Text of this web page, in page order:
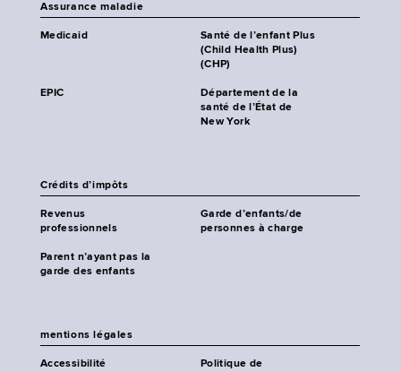
Assurance maladie
Medicaid
Santé de l’enfant Plus
(Child Health Plus)
(CHP)
EPIC
Département de la
santé de l’État de
New York
Crédits d’impôts
Revenus
professionnels
Garde d’enfants/de
personnes à charge
Parent n’ayant pas la
garde des enfants
mentions légales
Accessibilité
Politique de